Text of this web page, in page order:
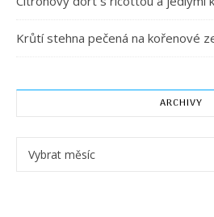
Krůtí stehna pečená na kořenové
ARCHIVY
Archivy